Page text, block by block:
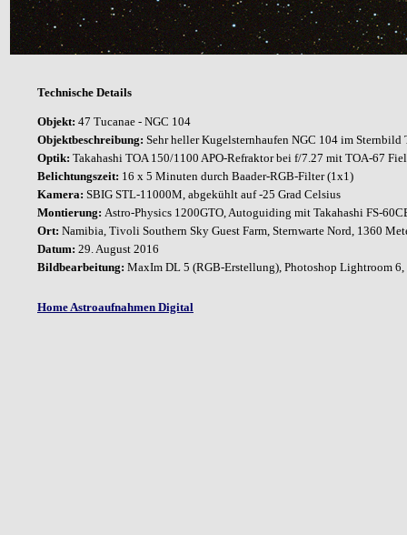
Technische Details
Objekt: 47 Tucanae - NGC 104
Objektbeschreibung: Sehr heller Kugelsternhaufen NGC 104 im
Optik: Takahashi TOA 150/1100 APO-Refraktor bei f/7.27 mit TOA-67
Belichtungszeit: 16 x 5 Minuten durch Baader-RGB-Filter (1x1)
Kamera: SBIG STL-11000M, abgekühlt auf -25 Grad Celsius
Montierung: Astro-Physics 1200GTO, Autoguiding mit Takahashi FS-
Ort: Namibia, Tivoli Southern Sky Guest Farm, Sternwarte Nord, 1360
Datum: 29. August 2016
Bildbearbeitung: MaxIm DL 5 (RGB-Erstellung), Photoshop Lightroom 6,
Home Astroaufnahmen Digital